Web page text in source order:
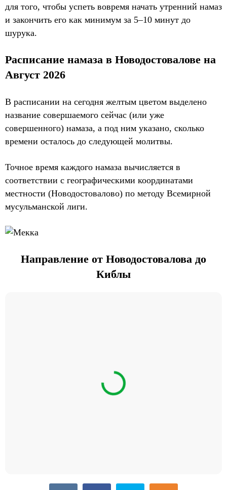
для того, чтобы успеть вовремя начать утренний намаз
и закончить его как минимум за 5–10 минут до
шурука.
Расписание намаза в Новодостовалове на
Август 2026
В расписании на сегодня желтым цветом выделено
название совершаемого сейчас (или уже
совершенного) намаза, а под ним указано, сколько
времени осталось до следующей молитвы.
Точное время каждого намаза вычисляется в
соответствии с географическими координатами
местности (Новодостовалово) по методу Всемирной
мусульманской лиги.
Направление от Новодостовалова до
Киблы